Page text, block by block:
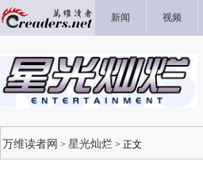
新闻 视频
万维读者网 > 星光灿烂 > 正文